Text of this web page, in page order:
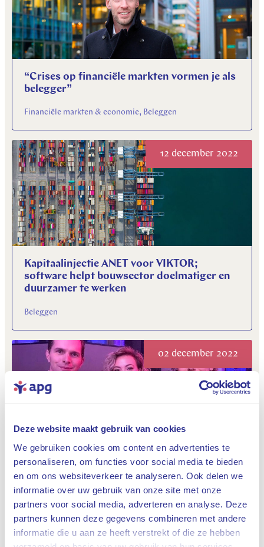
Deze website maakt gebruik van cookies
We gebruiken cookies om content en advertenties te
personaliseren, om functies voor social media te bieden
en om ons websiteverkeer te analyseren. Ook delen we
informatie over uw gebruik van onze site met onze
partners voor social media, adverteren en analyse. Deze
partners kunnen deze gegevens combineren met andere
informatie die u aan ze heeft verstrekt of die ze hebben
Sluiten
“Crises op financiële markten vormen je als
belegger”
Financiële markten & economie, Beleggen
12 december 2022
Kapitaalinjectie ANET voor VIKTOR;
software helpt bouwsector doelmatiger en
duurzamer te werken
Beleggen
02 december 2022
APG wint twee Investment & Pensioen
Europe-awards
Beleggen
28 november 2022